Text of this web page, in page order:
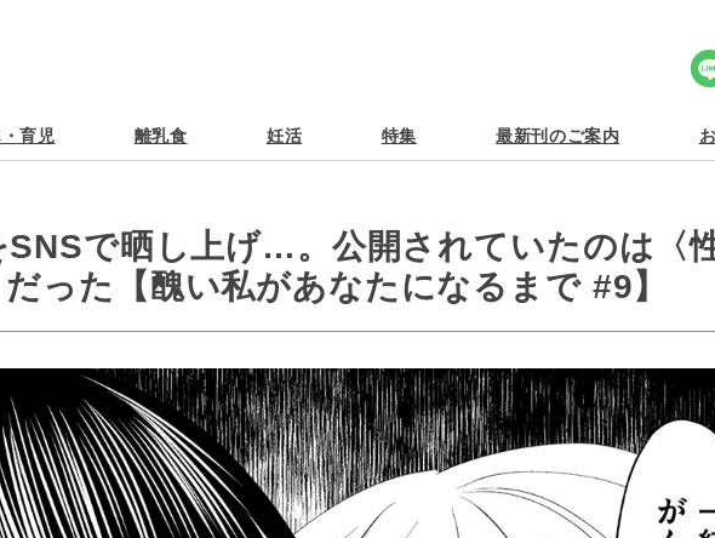
育児 離乳食 妊活 特集 最新刊のご案内
SNSで晒し上げ…。公開されていたのは〈
った【醜い私があなたになるまで #9】